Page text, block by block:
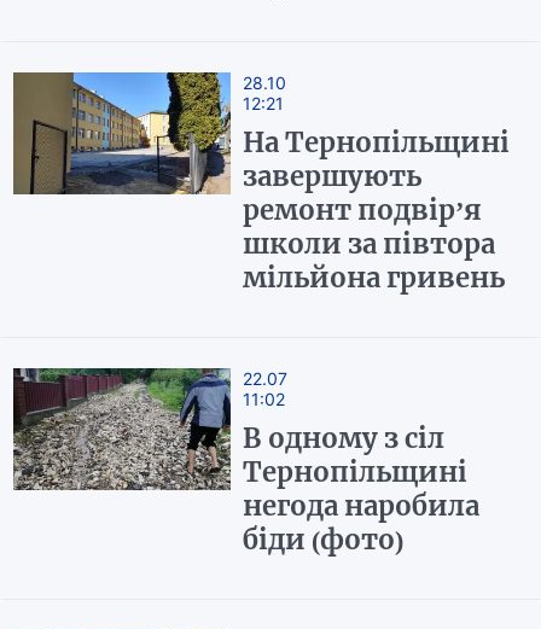
28.10
12:21
На Тернопільщині
завершують
ремонт подвір’я
школи за півтора
мільйона гривень
22.07
11:02
В одному з сіл
Тернопільщині
негода наробила
біди (фото)